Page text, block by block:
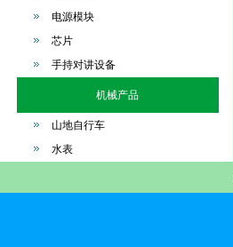
电源模块
芯片
手持对讲设备
机械产品
山地自行车
水表